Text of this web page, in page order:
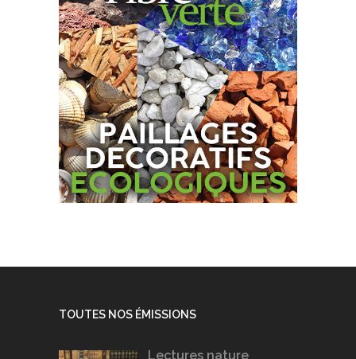
TOUTES NOS ÉMISSIONS
Lectures nature